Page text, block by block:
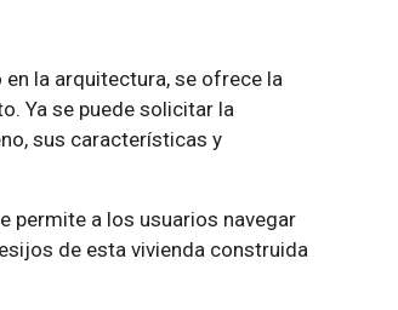
la arquitectura, se ofrece la
Ya se puede solicitar la
sus características y
permite a los usuarios navegar
de esta vivienda construida